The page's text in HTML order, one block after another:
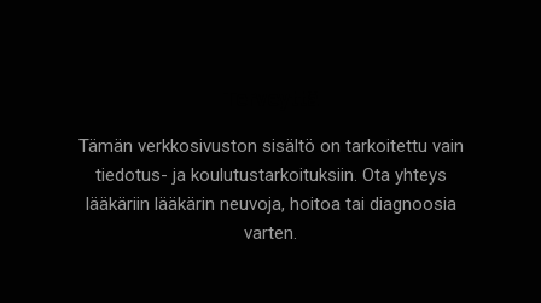
Tämän verkkosivuston sisältö on tarkoitettu vain
tiedotus- ja koulutustarkoituksiin. Ota yhteys
lääkäriin lääkärin neuvoja, hoitoa tai diagnoosia
varten.